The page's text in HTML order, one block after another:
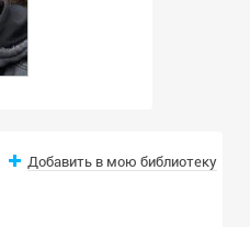
Добавить в мою библиотеку